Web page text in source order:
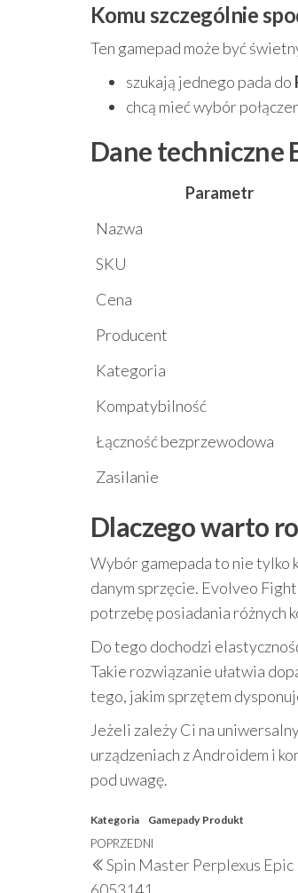
Komu szczególnie
Ten gamepad może być
szukają jednego pada do
chcą mieć wybór
Dane techniczne
Parametr
Nazwa
SKU
Cena
Producent
Kategoria
Kompatybilność
Łączność bezprzewodowa
Zasilanie
Dlaczego warto
Wybór gamepada to nie tylko
danym sprzęcie. Evolveo
potrzebę posiadania różnych
Do tego dochodzi
Takie rozwiązanie ułatwia
tego, jakim sprzętem
Jeżeli zależy Ci na
urządzeniach z Androidem i
pod uwagę.
Kategoria Gamepady Produkt
Nawigacja
wpisu
Poprzedni
wpis
POPRZEDNI
Spin Master Perplexus